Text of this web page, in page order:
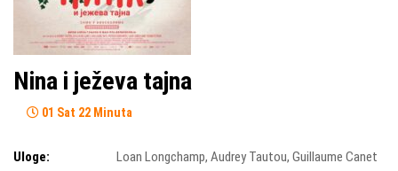
Nina i ježeva tajna
01 Sat 22 Minuta
Uloge: Loan Longchamp,Audrey Tautou,Guillaume Canet